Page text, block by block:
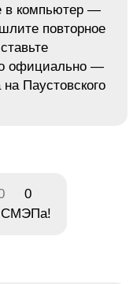
в компьютер —
повторное
официально —
Паустовского
0
СМЭПа!